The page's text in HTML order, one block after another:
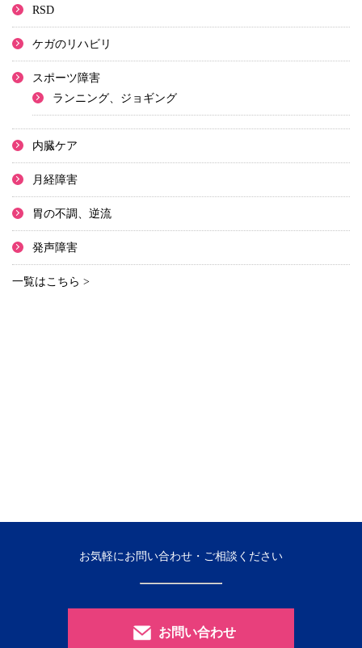
RSD
ケガのリハビリ
スポーツ障害
ランニング、ジョギング
内臓ケア
月経障害
胃の不調、逆流
発声障害
一覧はこちら >
お気軽にお問い合わせ・ご相談ください
お問い合わせ